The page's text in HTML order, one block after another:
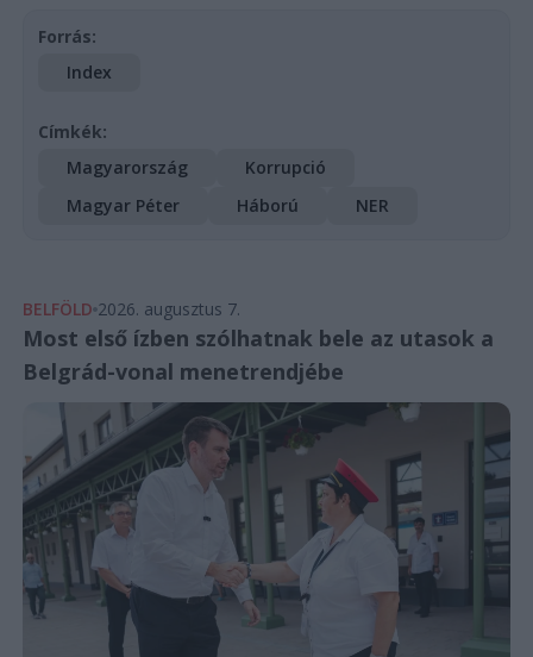
Forrás:
Index
Címkék:
Magyarország
Korrupció
Magyar Péter
Háború NER
BELFÖLD 2026. augusztus 7.
Most első ízben szólhatnak bele az utasok a
Belgrád-vonal menetrendjébe